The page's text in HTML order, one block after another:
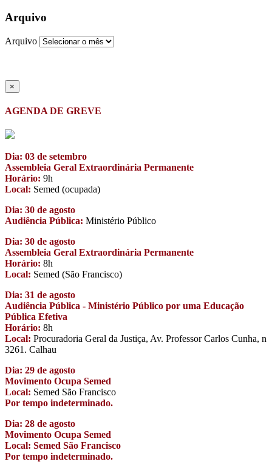
Arquivo
Arquivo
×
AGENDA DE GREVE
Dia: 03 de setembro
Assembleia Geral Extraordinária Permanente
Horário: 9h
Local: Semed (ocupada)
Dia: 30 de agosto
Audiência Pública: Ministério Público
Dia: 30 de agosto
Assembleia Geral Extraordinária Permanente
Horário: 8h
Local: Semed (São Francisco)
Dia: 31 de agosto
Audiência Pública - Ministério Público por uma Educação
Pública Efetiva
Horário: 8h
Local: Procuradoria Geral da Justiça, Av. Professor Carlos Cunha, n
3261. Calhau
Dia: 29 de agosto
Movimento Ocupa Semed
Local: Semed São Francisco
Por tempo indeterminado.
Dia: 28 de agosto
Movimento Ocupa Semed
Local: Semed São Francisco
Por tempo indeterminado.